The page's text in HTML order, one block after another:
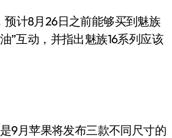
计8月26日之前能够买到魅族
”互动，并指出魅族16系列应该
9月苹果将发布三款不同尺寸的